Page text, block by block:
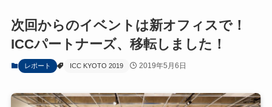
次回からのイベントは新オフィスで！
ICCパートナーズ、移転しました！
レポート ICC KYOTO 2019 2019年5月6日